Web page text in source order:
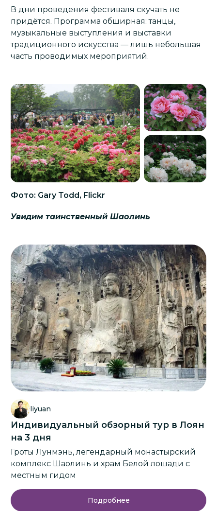
В дни проведения фестиваля скучать не
придётся. Программа обширная: танцы,
музыкальные выступления и выставки
традиционного искусства — лишь небольшая
часть проводимых мероприятий.
Фото: Gary Todd, Flickr
Увидим таинственный Шаолинь
liyuan
Индивидуальный обзорный тур в Лоян
на 3 дня
Гроты Лунмэнь, легендарный монастырский
комплекс Шаолинь и храм Белой лошади с
местным гидом
Подробнее